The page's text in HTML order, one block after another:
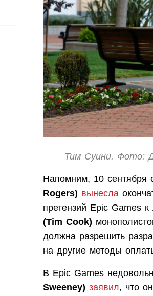
Тим Суини. Фото:
Напомним, 10 сентября
Rogers) вынесла
претензий Epic Games
(Tim Cook)
должна разрешить
на другие методы
В Epic Games
Sweeney) заявил, что